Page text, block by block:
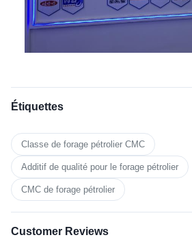
Étiquettes
Classe de forage pétrolier CMC
Additif de qualité pour le forage pétrolier
CMC de forage pétrolier
Customer Reviews